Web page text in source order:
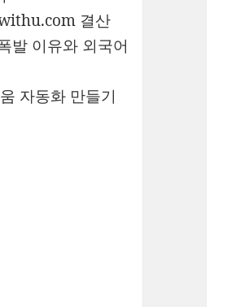
결산
발 이유와 외국어
자동화 만들기